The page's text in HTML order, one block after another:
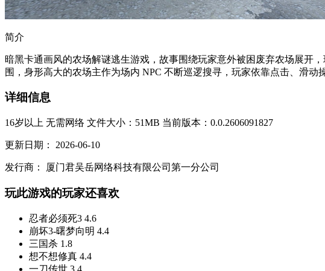
简介
暗黑卡通画风的农场解谜逃生游戏，故事围绕玩家意外被困废弃农场展开
围，身形高大的农场主作为场内 NPC 不断巡逻搜寻，玩家依靠点击、滑
详细信息
16岁以上 无需网络 文件大小：51MB 当前版本：0.0.2606091827
更新日期： 2026-06-10
发行商： 厦门君吴岳网络科技有限公司第一分公司
玩此游戏的玩家还喜欢
忍者必须死3 4.6
崩坏3-曙梦向明 4.4
三国杀 1.8
想不想修真 4.4
一刀传世 3.4